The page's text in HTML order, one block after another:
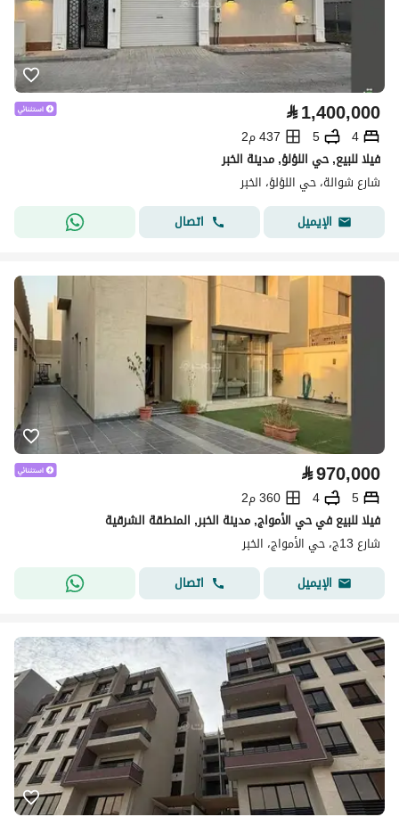
⃁1,400,000
4
5
437 م2
فيلا للبيع, حي اللؤلؤ, مدينة الخبر
شارع شوالة، حي اللؤلؤ، الخبر
الإيميل
اتصال
⃁970,000
5
4
360 م2
فيلا للبيع في حي الأمواج, مدينة الخبر, المنطقة الشرقية
شارع 13ج، حي الأمواج، الخبر
الإيميل
اتصال